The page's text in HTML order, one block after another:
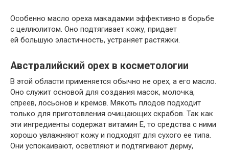
Особенно масло ореха макадамии эффективно в борьбе
с целлюлитом. Оно подтягивает кожу, придает
ей большую эластичность, устраняет растяжки.
Австралийский орех в косметологии
В этой области применяется обычно не орех, а его масло.
Оно служит основой для создания масок, молочка,
спреев, лосьонов и кремов. Мякоть плодов подходит
только для приготовления очищающих скрабов. Так как
эти ингредиенты содержат витамин E, то средства с ними
хорошо увлажняют кожу и подходят для сухого ее типа.
Они успокаивают, осветляют и подтягивают дерму,